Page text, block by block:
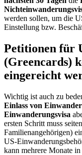
werden sollen, um die
Einstellung bzw.
Petitionen für
(Greencards)
eingereicht
Wichtig ist auch zu
Einlass von
Einwanderungsvisa
ersten Schritt muss
Familienangehörigen)
US-
kann mehrere Monate